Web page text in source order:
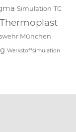
Simulation TC
Thermoplast
München
Werkstoffsimulation